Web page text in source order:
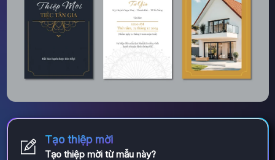
Tạo thiệp mời
Tạo thiệp mời từ mẫu này?